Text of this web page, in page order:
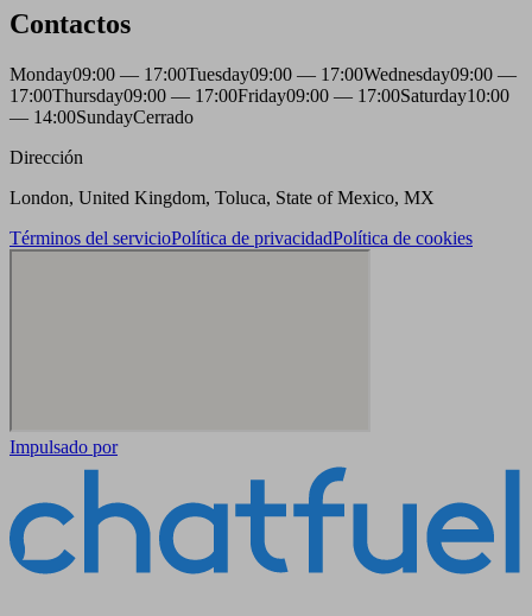
Contactos
Monday09:00 — 17:00Tuesday09:00 — 17:00Wednesday09:00 —
17:00Thursday09:00 — 17:00Friday09:00 — 17:00Saturday10:00
— 14:00SundayCerrado
Dirección
London, United Kingdom, Toluca, State of Mexico, MX
Términos del servicioPolítica de privacidadPolítica de cookies
Impulsado por